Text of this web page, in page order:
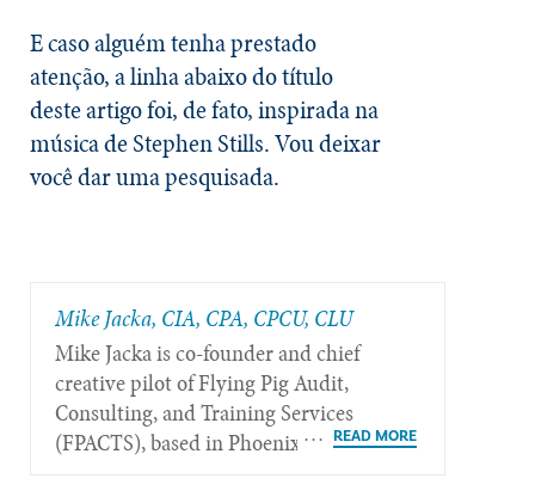
E caso alguém tenha prestado
atenção, a linha abaixo do título
deste artigo foi, de fato, inspirada na
música de Stephen Stills. Vou deixar
você dar uma pesquisada.
Mike Jacka, CIA, CPA, CPCU, CLU
Mike Jacka is co-founder and chief
creative pilot of Flying Pig Audit,
Consulting, and Training Services
(FPACTS), based in Phoenix.